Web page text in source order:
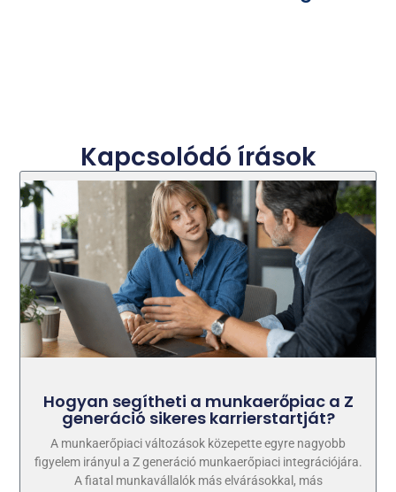
Kapcsolódó írások
Hogyan segítheti a munkaerőpiac a Z
generáció sikeres karrierstartját?
A munkaerőpiaci változások közepette egyre nagyobb
figyelem irányul a Z generáció munkaerőpiaci integrációjára.
A fiatal munkavállalók más elvárásokkal, más